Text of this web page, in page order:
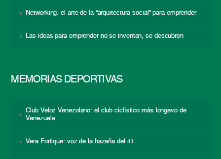
Networking: el arte de la “arquitectura social” para emprender
Las ideas para emprender no se inventan, se descubren
MEMORIAS DEPORTIVAS
Club Veloz Venezolano: el club ciclístico más longevo de
Venezuela
Vera Fortique: voz de la hazaña del 41